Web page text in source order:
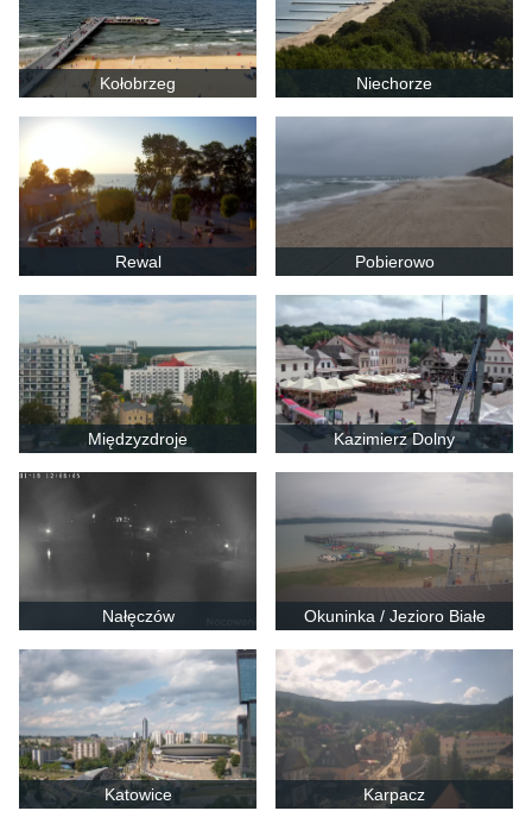
Kołobrzeg Niechorze
Rewal Pobierowo
Międzyzdroje Kazimierz Dolny
Nałęczów Okuninka / Jezioro Białe
Katowice Karpacz